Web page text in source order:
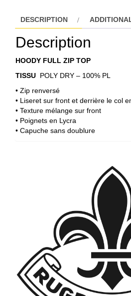
DESCRIPTION
Description
HOODY FULL ZIP TOP
TISSU POLY DRY – 100% PL
• Zip renversé
• Liseret sur front et derrière le col
• Texture mélange sur front
• Poignets en Lycra
• Capuche sans doublure